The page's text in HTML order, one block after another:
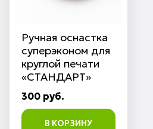
Ручная оснастка
суперэконом для
круглой печати
«СТАНДАРТ»
300 руб.
В КОРЗИНУ